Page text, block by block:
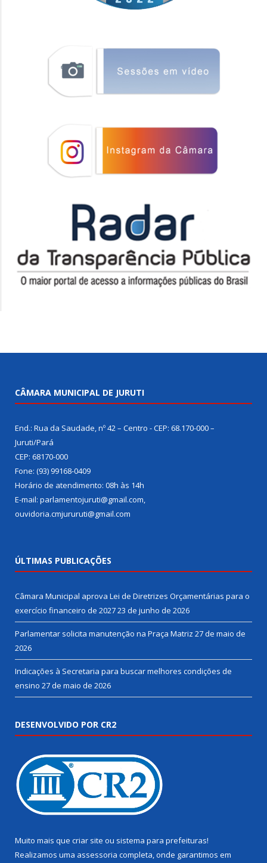
CÂMARA MUNICIPAL DE JURUTI
End.: Rua da Saudade, nº 42 – Centro - CEP: 68.170-000 –
Juruti/Pará
CEP: 68170-000
Fone: (93) 99168-0409
Horário de atendimento: 08h às 14h
E-mail: parlamentojuruti@gmail.com,
ouvidoria.cmjururuti@gmail.com
ÚLTIMAS PUBLICAÇÕES
Câmara Municipal aprova Lei de Diretrizes Orçamentárias para o
exercício financeiro de 202723 de junho de 2026
Parlamentar solicita manutenção na Praça Matriz 27 de maio de
2026
Indicações à Secretaria para buscar melhores condições de
ensino 27 de maio de 2026
DESENVOLVIDO POR CR2
Muito mais que criar site ou sistema para prefeituras!
Realizamos uma assessoria completa, onde garantimos em